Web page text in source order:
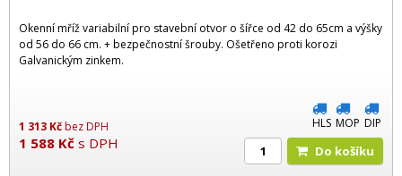
Okenní mříž variabilní pro stavební otvor o šířce od 42 do 65cm a výšky
od 56 do 66 cm. + bezpečnostní šrouby. Ošetřeno proti korozi
Galvanickým zinkem.
1 313 Kčbez DPH
1 588 Kč s DPH
HLS MOP DIP
Do košíku